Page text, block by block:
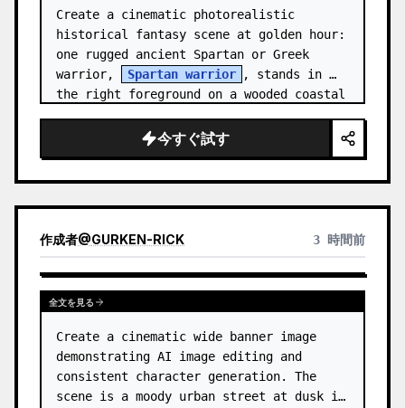
Create a cinematic photorealistic
historical fantasy scene at golden hour:
one rugged ancient Spartan or Greek
warrior,
Spartan warrior
, stands in
the right foreground on a wooded coastal
今すぐ試す
作成者@GURKEN-RICK 3 時間前
全文を見る
Create a cinematic wide banner image
demonstrating AI image editing and
consistent character generation. The
scene is a moody urban street at dusk in